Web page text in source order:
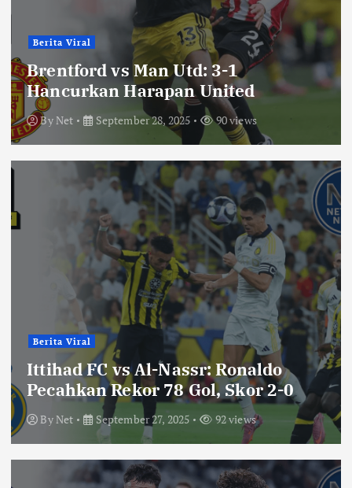
Berita Viral
Brentford vs Man Utd: 3-1
Hancurkan Harapan United
ByNet September 28, 2025 90 views
Berita Viral
Ittihad FC vs Al-Nassr: Ronaldo
Pecahkan Rekor 78 Gol, Skor 2-0
ByNet September 27, 2025 92 views